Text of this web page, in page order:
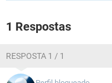
1 Respostas
RESPOSTA 1 / 1